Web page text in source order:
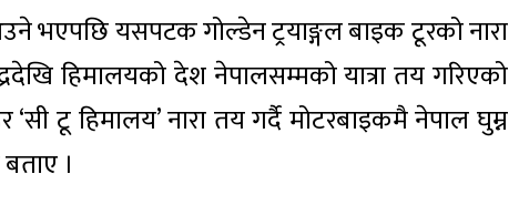
भएपछि यसपटक गोल्डेन ट्रयाङ्गल बाइक टूरको नारा
हिमालयको देश नेपालसम्मको यात्रा तय गरिएको
‘सी टू हिमालय’ नारा तय गर्दै मोटरबाइकमै नेपाल घुम्न
।